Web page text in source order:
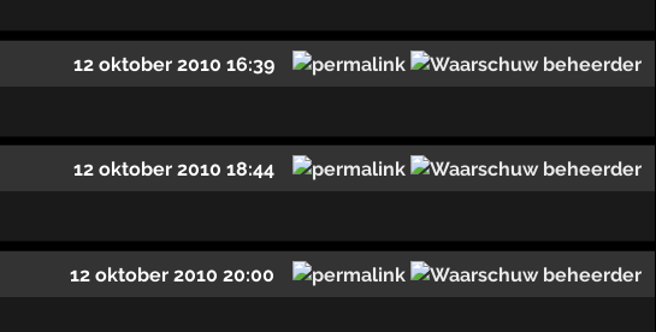
12 oktober 2010 16:39
12 oktober 2010 18:44
12 oktober 2010 20:00